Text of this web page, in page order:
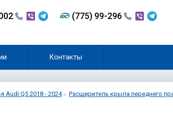
(775) 99-296
Контакты
Audi Q5 2018 - 2024
Расширитель крыла переднего